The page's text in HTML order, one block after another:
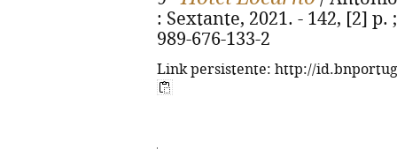
: Sextante, 2021. - 142, [2] p.
989-676-133-2
Link persistente: http://